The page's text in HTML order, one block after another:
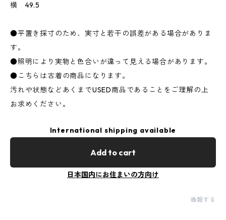
横 49.5
●平置き採寸のため、実寸と若干の誤差がある場合がありま
す。
●照明により実物と色合いが違って見える場合があります。
●こちらは古着の商品になります。
汚れや状態などあくまでUSED商品であることをご理解の上
お求めください。
International shipping available
Add to cart
日本国内にお住まいの方向け
通報する